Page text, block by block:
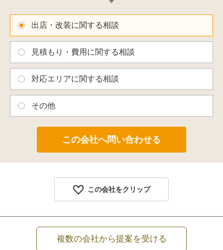
出店・改装に関する相談
見積もり・費用に関する相談
対応エリアに関する相談
その他
この会社をクリップ
複数の会社から提案を受ける